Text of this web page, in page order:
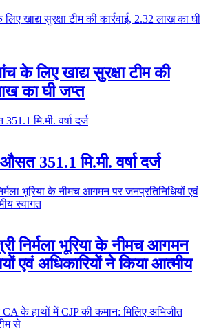
के लिए खाद्य सुरक्षा टीम की
का घी जप्त
351.1 मि.मी. वर्षा दर्ज
निर्मला भूरिया के नीमच आगमन
एवं अधिकारियों ने किया आत्मीय